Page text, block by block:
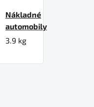
Nákladné
automobily
3.9 kg